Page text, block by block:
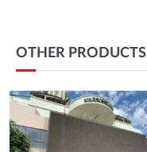
OTHER PRODUCTS